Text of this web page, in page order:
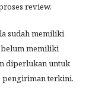
review.
sudah memiliki
memiliki
diperlukan untuk
pengiriman terkini.